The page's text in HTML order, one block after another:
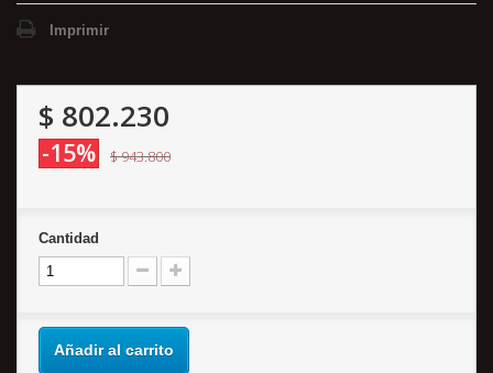
Imprimir
$ 802.230
-15% $ 943.800
Cantidad
Añadir al carrito